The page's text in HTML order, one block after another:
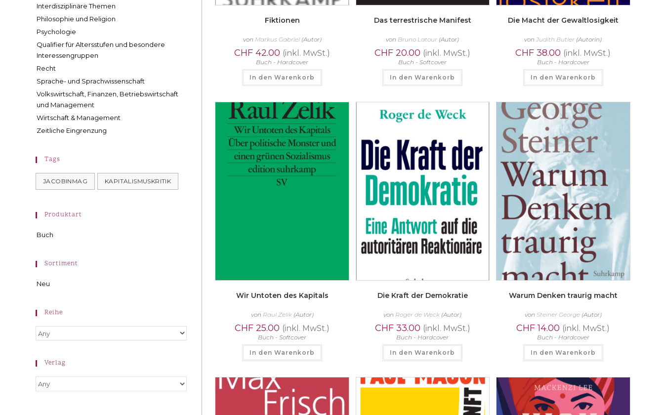
Fiktionen
von Markus Gabriel(Autor)
CHF 42.00 (inkl. MwSt.)
Buch - Hardcover
In den Warenkorb
Das terrestrische Manifest
von Bruno Latour (Autor)
CHF 20.00 (inkl. MwSt.)
Buch - Softcover
In den Warenkorb
Die Macht der Gewaltlosigkeit
von Judith Butler (Autorin)
CHF 38.00 (inkl. MwSt.)
Buch - Hardcover
In den Warenkorb
Wir Untoten des Kapitals
von Raul Zelik(Autor)
CHF 25.00 (inkl. MwSt.)
Buch - Softcover
In den Warenkorb
Die Kraft der Demokratie
von Roger de Weck (Autor)
CHF33.00 (inkl. MwSt.)
Buch - Hardcover
In den Warenkorb
Warum Denken traurig macht
von Steiner George(Autor)
CHF14.00 (inkl. MwSt.)
Buch - Hardcover
In den Warenkorb
Interdisziplinäre Themen
Philosophie und Religion
Psychologie
Qualifier für Altersstufen und besondere
Interessengruppen
Recht
Sprache- und Sprachwissenschaft
Volkswirtschaft, Finanzen, Betriebswirtschaft
und Management
Wirtschaft & Management
Zeitliche Eingrenzung
Tags
JACOBINMAG KAPITALISMUSKRITIK
Produktart
Buch
Sortiment
Neu
Reihe
Verlag